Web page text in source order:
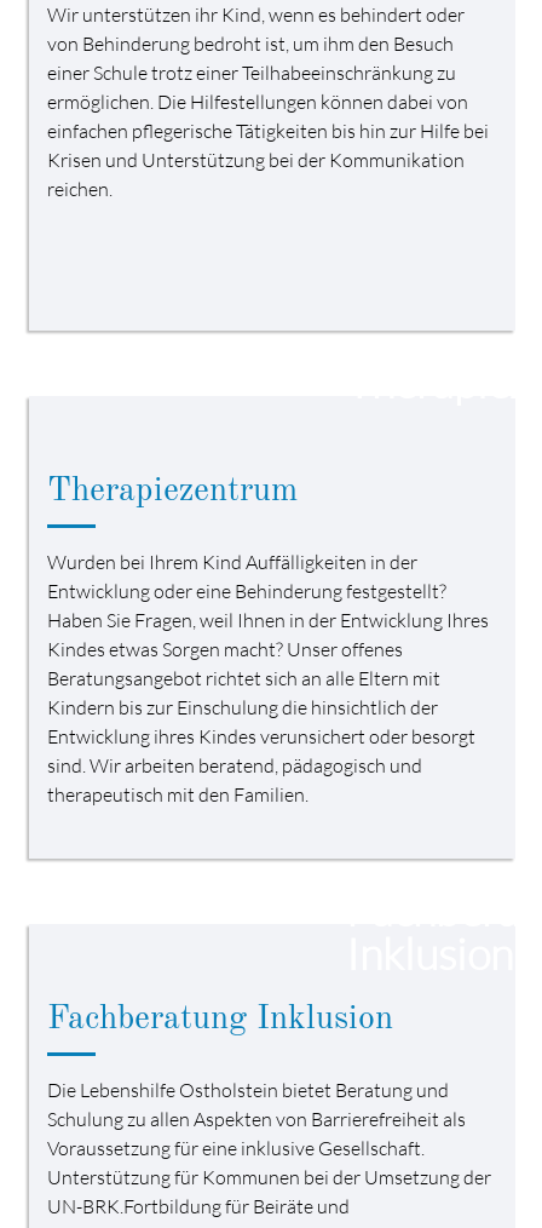
Wir unterstützen ihr Kind, wenn es behindert oder
von Behinderung bedroht ist, um ihm den Besuch
einer Schule trotz einer Teilhabeeinschränkung zu
ermöglichen. Die Hilfestellungen können dabei von
einfachen pflegerische Tätigkeiten bis hin zur Hilfe bei
Krisen und Unterstützung bei der Kommunikation
reichen.
Therapiezentrum
Wurden bei Ihrem Kind Auffälligkeiten in der
Entwicklung oder eine Behinderung festgestellt?
Haben Sie Fragen, weil Ihnen in der Entwicklung Ihres
Kindes etwas Sorgen macht? Unser offenes
Beratungsangebot richtet sich an alle Eltern mit
Kindern bis zur Einschulung die hinsichtlich der
Entwicklung ihres Kindes verunsichert oder besorgt
sind. Wir arbeiten beratend, pädagogisch und
therapeutisch mit den Familien.
Fachberatung Inklusion
Die Lebenshilfe Ostholstein bietet Beratung und
Schulung zu allen Aspekten von Barrierefreiheit als
Voraussetzung für eine inklusive Gesellschaft.
Unterstützung für Kommunen bei der Umsetzung der
UN-BRK.Fortbildung für Beiräte und